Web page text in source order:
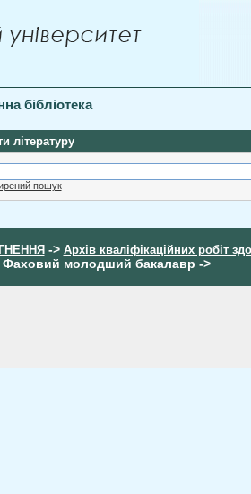
бібліотека
літературу
пошук
-> Архів кваліфікаційних робіт
Фаховий молодший бакалавр ->